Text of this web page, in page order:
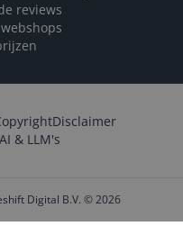
reviews
Disclaimer
& LLM's
Digital B.V. © 2026